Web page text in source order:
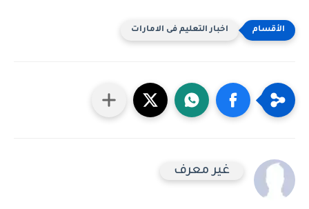
اخبار التعليم فى الامارات
غير معرف